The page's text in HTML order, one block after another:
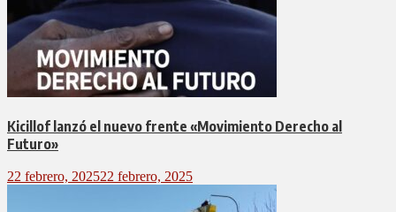
Kicillof lanzó el nuevo frente «Movimiento Derecho al
Futuro»
22 febrero, 202522 febrero, 2025